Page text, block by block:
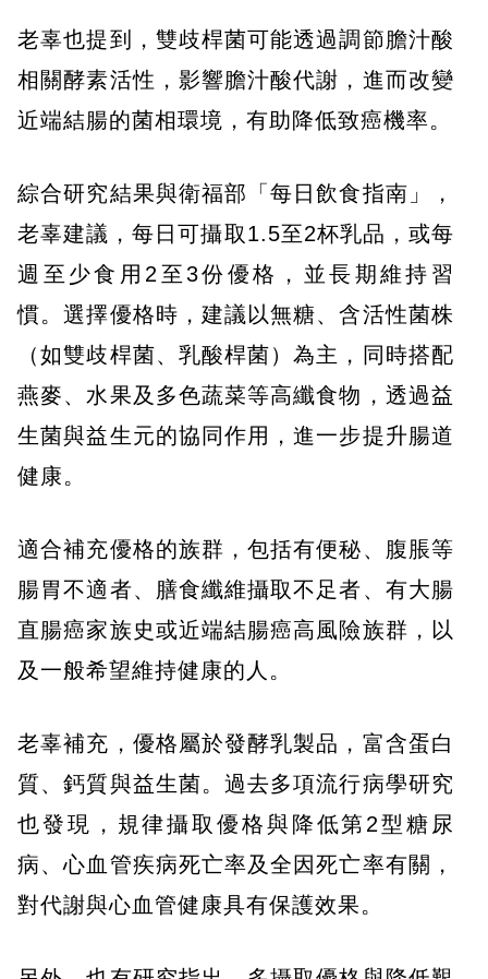
老辜也提到，雙歧桿菌可能透過調節膽汁酸
相關酵素活性，影響膽汁酸代謝，進而改變
近端結腸的菌相環境，有助降低致癌機率。
綜合研究結果與衛福部「每日飲食指南」，
老辜建議，每日可攝取1.5至2杯乳品，或每
週至少食用2至3份優格，並長期維持習
慣。選擇優格時，建議以無糖、含活性菌株
（如雙歧桿菌、乳酸桿菌）為主，同時搭配
燕麥、水果及多色蔬菜等高纖食物，透過益
生菌與益生元的協同作用，進一步提升腸道
健康。
適合補充優格的族群，包括有便秘、腹脹等
腸胃不適者、膳食纖維攝取不足者、有大腸
直腸癌家族史或近端結腸癌高風險族群，以
及一般希望維持健康的人。
老辜補充，優格屬於發酵乳製品，富含蛋白
質、鈣質與益生菌。過去多項流行病學研究
也發現，規律攝取優格與降低第2型糖尿
病、心血管疾病死亡率及全因死亡率有關，
對代謝與心血管健康具有保護效果。